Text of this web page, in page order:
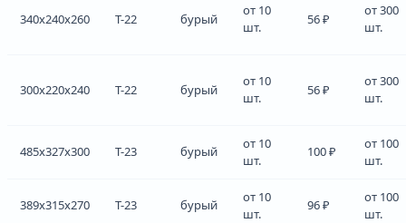
340x240x260 Т-22 бурый
от 10
шт.
56 ₽
от 300
шт.
300x220x240 Т-22 бурый
от 10
шт.
56 ₽
от 300
шт.
485x327x300 Т-23 бурый
от 10
шт.
100 ₽
от 100
шт.
389x315x270 Т-23 бурый
от 10
шт.
96 ₽
от 100
шт.